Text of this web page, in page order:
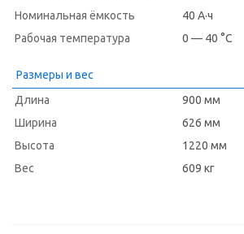
Номинальная ёмкость
40 А·ч
Рабочая температура
0 — 40 °C
Размеры и вес
Длина
900 мм
Ширина
626 мм
Высота
1220 мм
Вес
609 кг